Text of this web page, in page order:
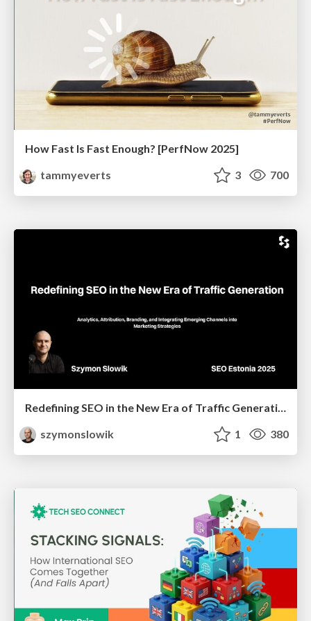
How Fast Is Fast Enough? [PerfNow 2025]
tammyeverts
3 700
Redefining SEO in the New Era of Traffic Generation
szymonslowik
1 380